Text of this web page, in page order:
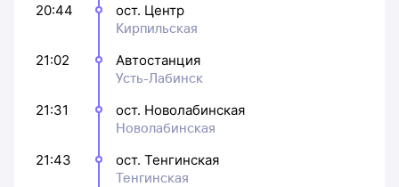
20:44
ост. Центр
Кирпильская
21:02
Автостанция
Усть-Лабинск
21:31
ост. Новолабинская
Новолабинская
21:43
ост. Тенгинская
Тенгинская